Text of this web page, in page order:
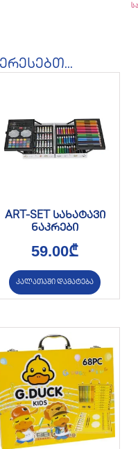
ART-SET სახატავი
ნაკრები
59.00₾
კალათაში დამატება